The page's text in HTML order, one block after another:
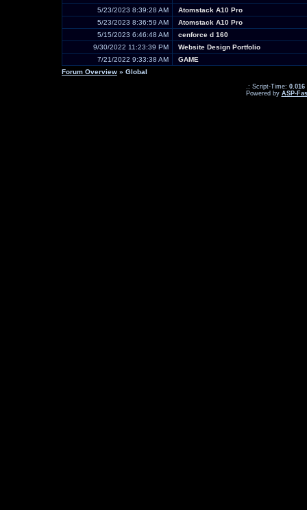
5/23/2023 8:39:28 AM
Atomstack A10 Pro
5/23/2023 8:36:59 AM
Atomstack A10 Pro
5/15/2023 6:46:48 AM
cenforce d 160
9/30/2022 11:23:39 PM
Website Design Portfolio
7/21/2022 9:33:38 AM
GAME
Forum Overview » Global
.: Script-Time: 0.016
Powered by ASP-